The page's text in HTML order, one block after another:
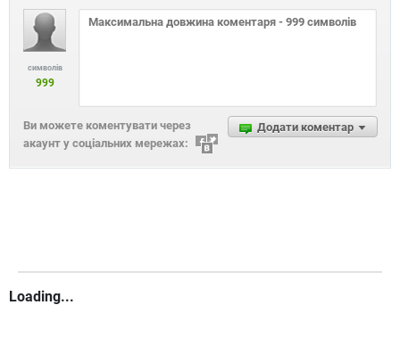
символів
999
Додати коментар
Ви можете коментувати через
акаунт у соціальних мережах:
Loading...